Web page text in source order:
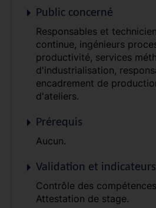
Public concerné
Responsables et
continue, ingénieurs
productivité, services
d'industrialisation,
encadrement de
d'ateliers.
Prérequis
Aucun.
Validation et
Contrôle des
Attestation de stage.